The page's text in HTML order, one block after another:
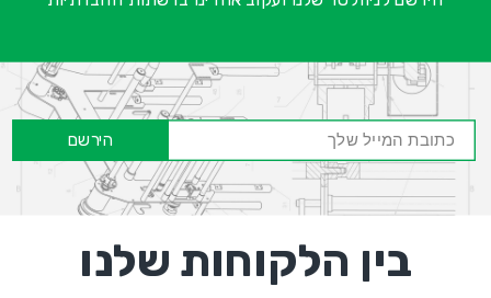
הירשם
בין הלקוחות שלנו